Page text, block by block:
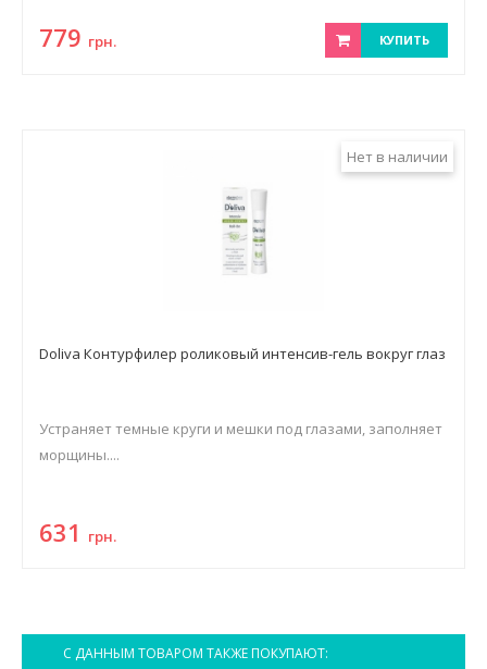
779 грн. КУПИТЬ
Нет в наличии
Doliva Контурфилер роликовый интенсив-гель вокруг глаз
Устраняет темные круги и мешки под глазами, заполняет
морщины....
631 грн.
С ДАННЫМ ТОВАРОМ ТАКЖЕ ПОКУПАЮТ: